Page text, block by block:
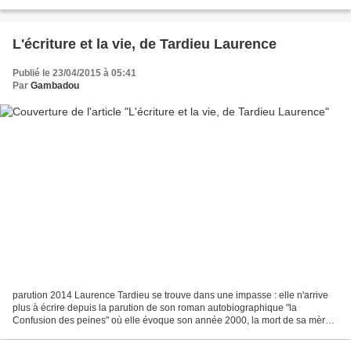
L'écriture et la vie, de Tardieu Laurence
Publié le 23/04/2015 à 05:41
Par Gambadou
parution 2014 Laurence Tardieu se trouve dans une impasse : elle n'arrive
plus à écrire depuis la parution de son roman autobiographique "la
Confusion des peines" où elle évoque son année 2000, la mort de sa mère